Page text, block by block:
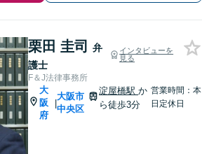
栗田 圭司
弁
護士
インタビューを
見る
F＆J法律事務所
大
阪
府
|
大阪市
中央区
淀屋橋駅か
ら徒歩3分
営業時間：本
日定休日